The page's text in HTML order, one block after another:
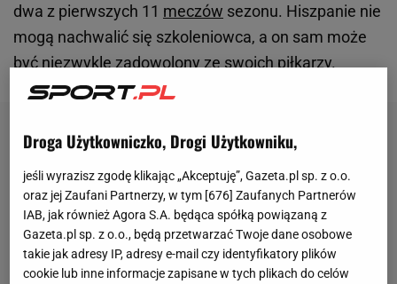
dwa z pierwszych 11 meczów sezonu. Hiszpanie nie
mogą nachwalić się szkoleniowca, a on sam może
być niezwykle zadowolony ze swoich piłkarzy.
Droga Użytkowniczko, Drogi Użytkowniku,
jeśli wyrazisz zgodę klikając „Akceptuję”, Gazeta.pl sp. z o.o.
oraz jej Zaufani Partnerzy, w tym [676] Zaufanych Partnerów
IAB, jak również Agora S.A. będąca spółką powiązaną z
Gazeta.pl sp. z o.o., będą przetwarzać Twoje dane osobowe
takie jak adresy IP, adresy e-mail czy identyfikatory plików
cookie lub inne informacje zapisane w tych plikach do celów